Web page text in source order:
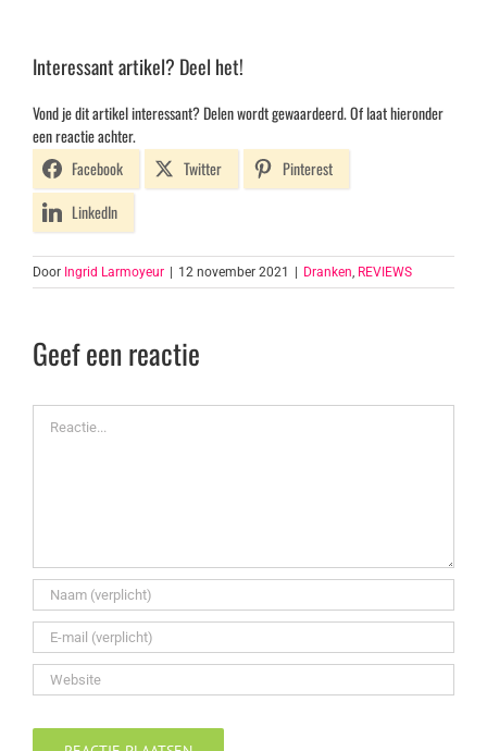
Interessant artikel? Deel het!
Vond je dit artikel interessant? Delen wordt gewaardeerd. Of laat hieronder
een reactie achter.
Facebook
Twitter
Pinterest
LinkedIn
Door Ingrid Larmoyeur | 12 november 2021 | Dranken REVIEWS
Geef een reactie